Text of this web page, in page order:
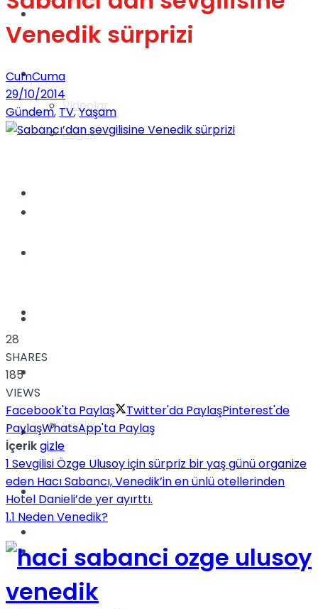
Videolar
Sağlık
Gündem
Yaşam
Sağlık
Müzik
Sinema
Tatil
Venedik sürprizi
CumCuma
29/10/2014
Gündem, TV,Yaşam
28
SHARES
185
VIEWS
Facebook'ta Paylaş
Twitter'da PaylaşPinterest'de
PaylaşWhatsApp'ta Paylaş
İçerikgizle
1 Sevgilisi Özge Ulusoy için sürpriz bir yaş günü organize
eden Hacı Sabancı, Venedik’in en ünlü otellerinden
Hotel Danieli’de yer ayırttı.
1.1 Neden Venedik?